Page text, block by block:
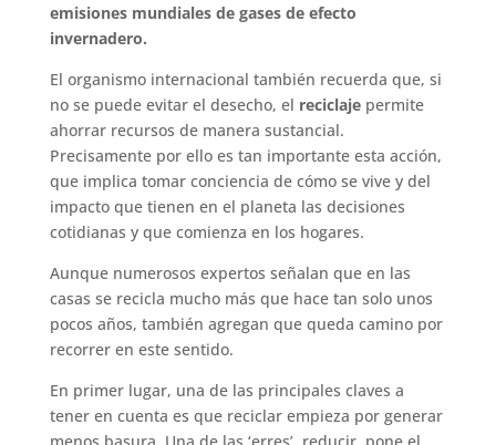
emisiones mundiales de gases de efecto
invernadero.
El organismo internacional también recuerda que, si
no se puede evitar el desecho, el reciclajepermite
ahorrar recursos de manera sustancial.
Precisamente por ello es tan importante esta acción,
que implica tomar conciencia de cómo se vive y del
impacto que tienen en el planeta las decisiones
cotidianas y que comienza en los hogares.
Aunque numerosos expertos señalan que en las
casas se recicla mucho más que hace tan solo unos
pocos años, también agregan que queda camino por
recorrer en este sentido.
En primer lugar, una de las principales claves a
tener en cuenta es que reciclar empieza por generar